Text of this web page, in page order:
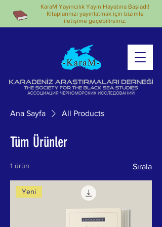
KaraM Yayıncılık Yayın Hayatına Başladı!
Kitaplarınızı yayınlatmak için bizimle
iletişime geçebilirsiniz.
Ana Sayfa All Products
Tüm Ürünler
1 ürün Sırala
Yeni